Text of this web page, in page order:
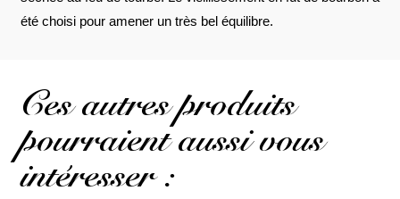
été choisi pour amener un très bel équilibre.
Ces autres produits
pourraient aussi vous
intéresser :